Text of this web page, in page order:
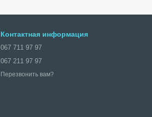
Контактная информация
067 711 97 97
067 211 97 97
Перезвонить вам?